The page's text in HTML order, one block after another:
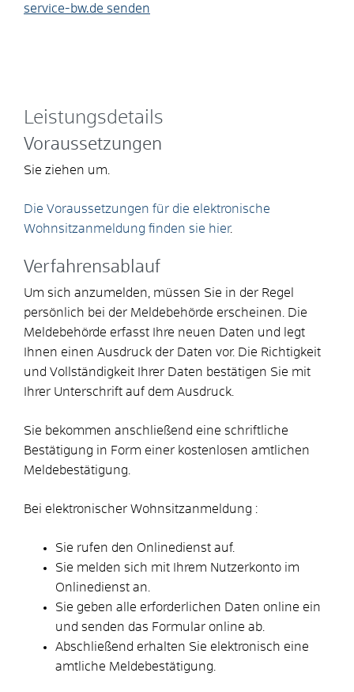
service-bw.de senden
Leistungsdetails
Voraussetzungen
Sie ziehen um.
Die Voraussetzungen für die elektronische
Wohnsitzanmeldung finden sie hier.
Verfahrensablauf
Um sich anzumelden, müssen Sie in der Regel
persönlich bei der Meldebehörde erscheinen. Die
Meldebehörde erfasst Ihre neuen Daten und legt
Ihnen einen Ausdruck der Daten vor. Die Richtigkeit
und Vollständigkeit Ihrer Daten bestätigen Sie mit
Ihrer Unterschrift auf dem Ausdruck.
Sie bekommen anschließend eine schriftliche
Bestätigung in Form einer kostenlosen amtlichen
Meldebestätigung.
Bei elektronischer Wohnsitzanmeldung :
Sie rufen den Onlinedienst auf.
Sie melden sich mit Ihrem Nutzerkonto im
Onlinedienst an.
Sie geben alle erforderlichen Daten online ein
und senden das Formular online ab.
Abschließend erhalten Sie elektronisch eine
amtliche Meldebestätigung.